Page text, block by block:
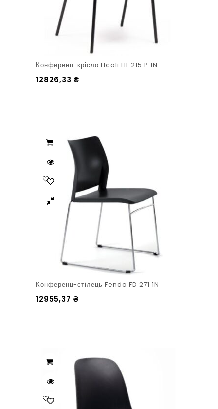
Конференц-крісло Haali HL 215 P 1N
12826,33 ₴
Конференц-стілець Fendo FD 271 1N
12955,37 ₴